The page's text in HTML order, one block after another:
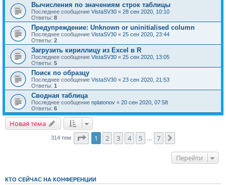
Вычисления по значениям строк таблицы
Последнее сообщение VistaSV30 « 28 сен 2020, 10:10
Ответы: 8
Предупреждение: Unknown or uninitialised column
Последнее сообщение VistaSV30 « 25 сен 2020, 23:44
Ответы: 2
Загрузить кириллицу из Excel в R
Последнее сообщение VistaSV30 « 25 сен 2020, 13:05
Ответы: 5
Поиск по образцу
Последнее сообщение VistaSV30 « 23 сен 2020, 21:53
Ответы: 1
Сводная таблица
Последнее сообщение nplatonov « 20 сен 2020, 07:58
Ответы: 6
Новая тема
314 тем Страница1 из
1 2 3 4 5 7
Перейти
КТО СЕЙЧАС НА КОНФЕРЕНЦИИ